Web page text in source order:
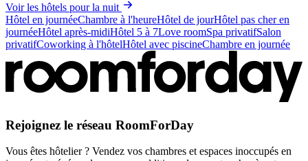
Voir les hôtels pour la nuit
Hôtel en journéeChambre à l'heureHôtel de jourHôtel pas cher en
journéeHôtel après-midiHôtel 5 à 7Love roomSpa privatifSalon
privatifCoworking à l'hôtelHôtel avec piscineChambre en journée
Rejoignez le réseau RoomForDay
Vous êtes hôtelier ? Vendez vos chambres et espaces inoccupés en